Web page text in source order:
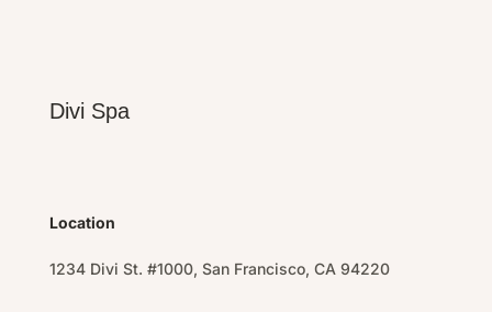
Divi Spa
Location
1234 Divi St. #1000, San Francisco, CA 94220